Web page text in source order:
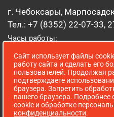
г. Чебоксары,
Тел.: +7 (8352) 22-07-33,
Часы работы:
Суббота, Воскресенье: с 8:00
г. Йошкар-Ола, ул.
Тел.: (8362) 41-07-31
Часы работы:
Понедельник – Пятница: с
Сайт использует файлы
работу сайта и сделать его
пользователей. Продолжая
подтверждаете
браузера. Запретить
вашего браузера.
cookie и обработке
конфиденциальности.